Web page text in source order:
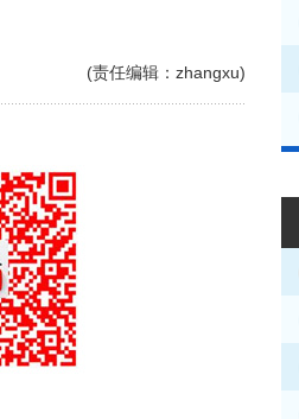
(责任编辑：zhangxu)